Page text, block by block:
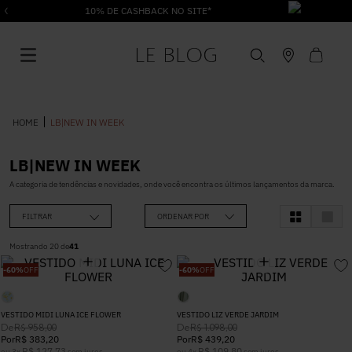
10% DE CASHBACK NO SITE*
LB|NEW IN WEEK
LB|NEW IN WEEK
A categoria de tendências e novidades, onde você encontra os últimos lançamentos da marca.
FILTRAR ORDENAR POR
Mostrando 20 de41
-60%OFF
VESTIDO MIDI LUNA ICE FLOWER
DeR$ 958,00
PorR$ 383,20
-60%OFF
VESTIDO LIZ VERDE JARDIM
DeR$ 1.098,00
PorR$ 439,20
1º Vestido
2º Roupas
Jeans
4º Blusa